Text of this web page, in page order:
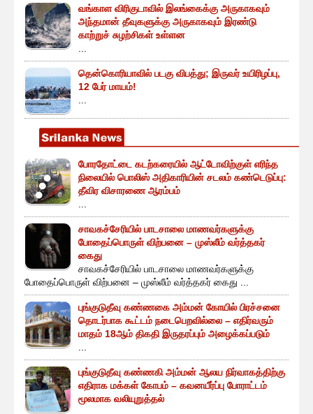
வங்காள விரிகுடாவில் இலங்கைக்கு அருகாகவும்
அந்தமான் தீவுகளுக்கு அருகாகவும் இரண்டு
காற்றுச் சுழற்சிகள் உள்ளன
தென்கொரியாவில் படகு விபத்து; இருவர் உயிரிழப்பு,
12 பேர் மாயம்!
போரதோட்டை கடற்கரையில் ஆட்டோவிற்குள் எரிந்த
நிலையில் பொலிஸ் அதிகாரியின் சடலம் கண்டெடுப்பு:
தீவிர விசாரணை ஆரம்பம்
சாவகச்சேரியில் பாடசாலை மாணவர்களுக்கு
போதைப்பொருள் விற்பனை – முஸ்லீம் வர்த்தகர்
கைது
சாவகச்சேரியில் பாடசாலை மாணவர்களுக்கு
போதைப்பொருள் விற்பனை – முஸ்லீம் வர்த்தகர் கைது ...
புங்குடுதீவு கண்ணகை அம்மன் கோயில் பிரச்சனை
தொடர்பாக கூட்டம் நடைபெறவில்லை – எதிர்வரும்
மாதம் 18ஆம் திகதி இருதரப்பும் அழைக்கப்படும்
புங்குடுதீவு கண்ணகி அம்மன் ஆலய நிர்வாகத்திற்கு
எதிராக மக்கள் கோபம் – கவனயீர்ப்பு போராட்டம்
மூலமாக வலியுறுத்தல்